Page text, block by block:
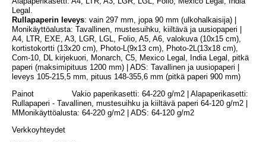
Legal.
Rullapaperin leveys: vain 297 mm, jopa 90 mm (ulkohalkaisija) |
Monikäyttöalusta: Tavallinen, mustesuihku, kiiltävä ja uusiopaperi |
A4, LTR, EXE, A3, LGR, LGL, Folio, A5, A6, valokuva (10x15 cm),
kortistokortti (13x20 cm), Photo-L(9x13 cm), Photo-2L(13x18 cm),
Com-10, DL kirjekuori, Monarch, C5, Mexico Legal, India Legal, pitkä
paperi (maksimipituus 1200 mm) | ADS: Tavallinen ja uusiopaperi |
leveys 105-215,5 mm, pituus 148-355,6 mm (pitkä paperi 900 mm)
Painot Vakio paperikasetti: 64-220 g/m2 | Alapaperikasetti:
Rullapaperi - Tavallinen, mustesuihku ja kiiltävä paperi 64-120 g/m2 |
MMonikäyttöalusta: 64-220 g/m2 | ADS: 64-120 g/m2
Verkkoyhteydet